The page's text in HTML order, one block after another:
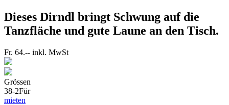
Dieses Dirndl bringt Schwung auf die
Tanzfläche und gute Laune an den Tisch.
Fr. 64.-- inkl. MwSt
Grössen
38-2Für
mieten